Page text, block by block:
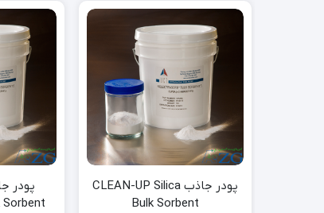
پودر جاذب CLEAN-UP Silica
Bulk Sorbent
Sorbent